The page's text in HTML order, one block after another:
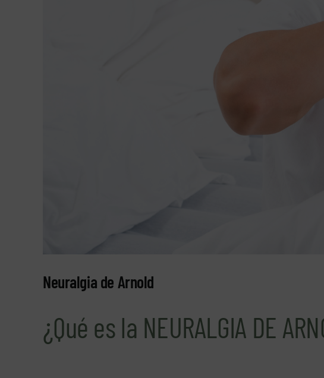
Neuralgia de Arnold
¿Qué es la NEURALGIA DE